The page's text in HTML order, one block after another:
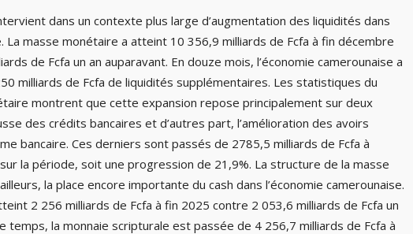
dans un contexte plus large d’augmentation des liquidités dans
La masse monétaire a atteint 10 356,9 milliards de Fcfa à fin décembre
de Fcfa un an auparavant. En douze mois, l’économie camerounaise a
milliards de Fcfa de liquidités supplémentaires. Les statistiques du
montrent que cette expansion repose principalement sur deux
des crédits bancaires et d’autres part, l’amélioration des avoirs
bancaire. Ces derniers sont passés de 2785,5 milliards de Fcfa à
la période, soit une progression de 21,9%. La structure de la masse
la place encore importante du cash dans l’économie camerounaise.
2 256 milliards de Fcfa à fin 2025 contre 2 053,6 milliards de Fcfa un
temps, la monnaie scripturale est passée de 4 256,7 milliards de Fcfa à